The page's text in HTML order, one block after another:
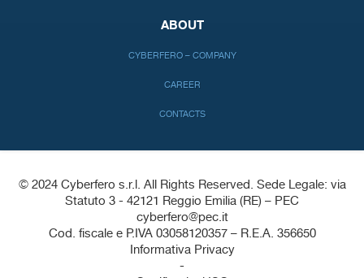
ABOUT
CYBERFERO – COMPANY
CAREER
CONTACTS
© 2024 Cyberfero s.r.l. All Rights Reserved. Sede Legale: via
Statuto 3 - 42121 Reggio Emilia (RE) – PEC
cyberfero@pec.it
Cod. fiscale e P.IVA 03058120357 – R.E.A. 356650
Informativa Privacy
-